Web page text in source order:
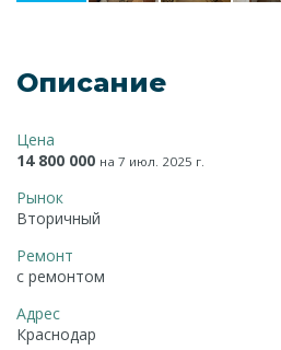
Описание
Цена
14 800 000 на 7 июл. 2025 г.
Рынок
Вторичный
Ремонт
с ремонтом
Адрес
Краснодар